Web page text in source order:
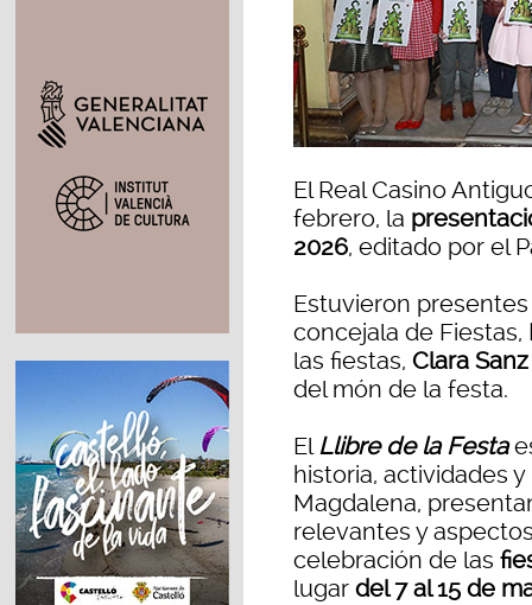
El Real Casino
febrero, la
2026, editado por el
Estuvieron
concejala de Fiestas,
las fiestas, Clara Sanz
del món de la festa.
ElLlibre de la Festa
historia, actividades
Magdalena,
relevantes y
celebración de las
lugar del 7 al 15 de